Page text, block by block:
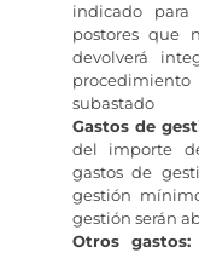
indicado
postores que
devolverá
subastado
Gastos de
del importe
gastos de
gestión
gestión serán
Otros gastos: